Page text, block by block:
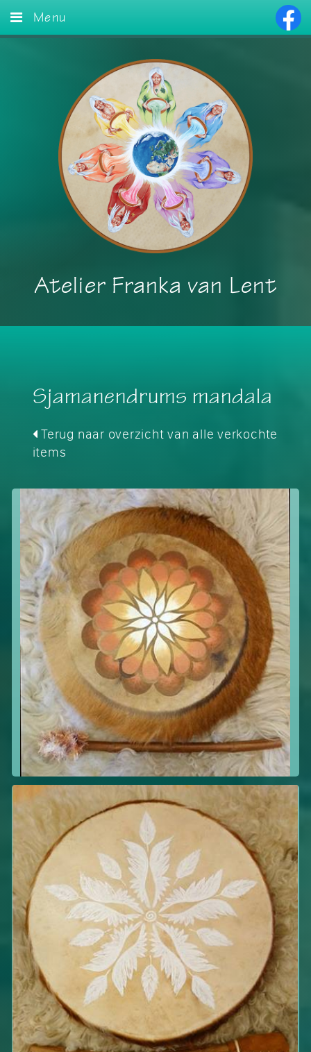
Atelier Franka van Lent
Menu
Workshops
Verkocht
Agenda
Contact
Sjamanendrums mandala
Terug naar overzicht van alle verkochte
items